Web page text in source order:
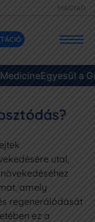
MAGYAR
Egyesül a
utal,
amely
regenerálódását
ez a